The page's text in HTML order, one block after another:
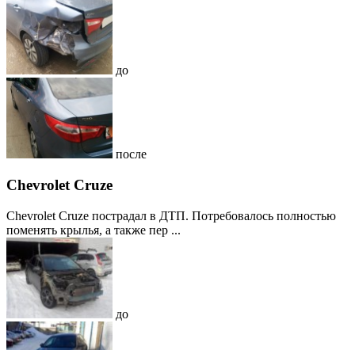
до
после
Chevrolet Cruze
Chevrolet Cruze пострадал в ДТП. Потребовалось полностью
поменять крылья, а также пер ...
до